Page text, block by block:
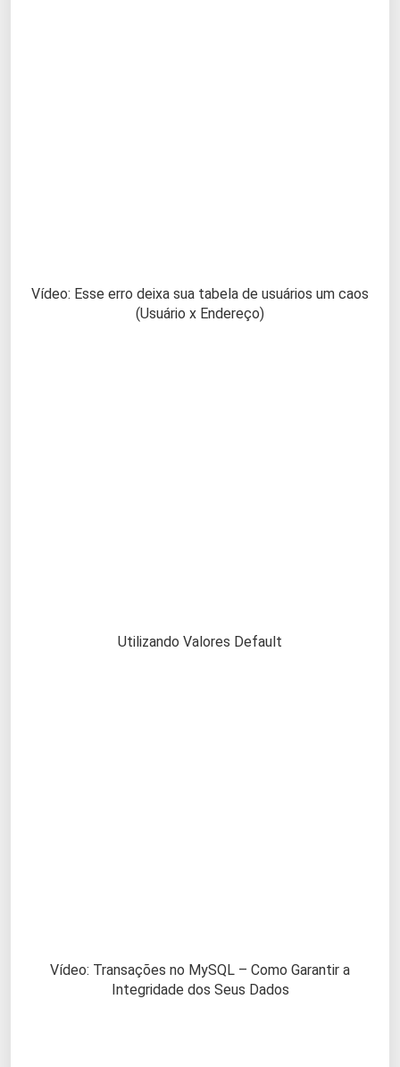
Vídeo: Esse erro deixa sua tabela de usuários um caos
(Usuário x Endereço)
Utilizando Valores Default
Vídeo: Transações no MySQL – Como Garantir a
Integridade dos Seus Dados